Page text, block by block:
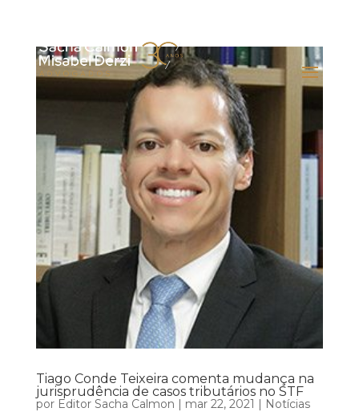
Tiago Conde Teixeira comenta mudança na
jurisprudência de casos tributários no STF
por Editor Sacha Calmon | mar 22, 2021 | Notícias